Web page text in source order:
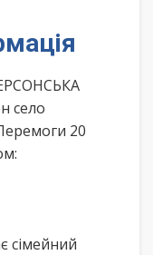
село
20
сімейний